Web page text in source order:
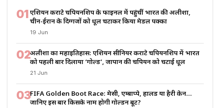
01एशियन कराटे चैंपियनशिप के फाइनल में पहुंचीं भारत की अलीशा,
चीन-ईरान के दिग्गजों को धूल चटाकर किया मेडल पक्का
19 Jun
02अलीशा का महाइतिहास: एशियन सीनियर कराटे चैंपियनशिप में भारत
को पहली बार दिलाया ‘गोल्ड’, जापान की चैंपियन को चटाई धूल
21 Jun
03FIFA Golden Boot Race: मेसी, एम्बाप्पे, हालैंड या हैरी केन…
जानिए इस बार किसके नाम होगी गोल्डन बूट?